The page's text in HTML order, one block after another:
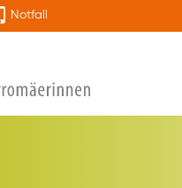
Notfall